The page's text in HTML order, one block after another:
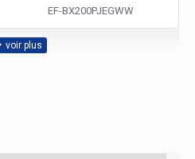
EF-BX200PJEGWW